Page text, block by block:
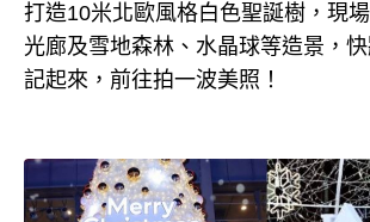
打造10米北歐風格白色聖誕樹，現
光廊及雪地森林、水晶球等造景，
記起來，前往拍一波美照！